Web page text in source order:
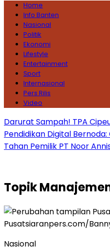
Home
Info Banten
Nasional
Politik
Ekonomi
Lifestyle
Entertainment
Sport
Internasional
Pers Rilis
Video
Darurat Sampah! TPA
Pendidikan Digital
Tahan Pemilik PT Noor
Topik
Nasional